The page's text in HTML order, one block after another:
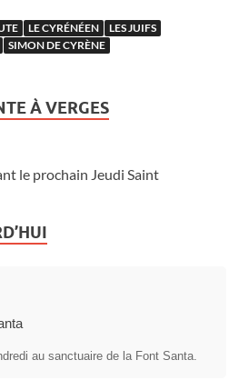
LE CYRÉNÉEN
LES JUIFS
SIMON DE CYRÈNE
À VERGES
le prochain Jeudi Saint
au sanctuaire de la Font Santa.